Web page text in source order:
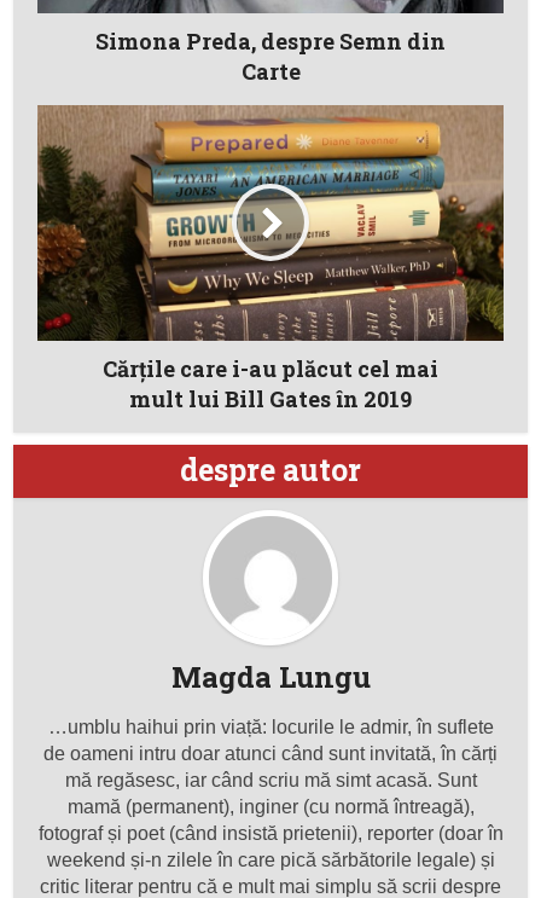
Simona Preda, despre Semn din
Carte
Cărţile care i-au plăcut cel mai
mult lui Bill Gates în 2019
despre autor
Magda Lungu
…umblu haihui prin viață: locurile le admir, în suflete
de oameni intru doar atunci când sunt invitată, în cărți
mă regăsesc, iar când scriu mă simt acasă. Sunt
mamă (permanent), inginer (cu normă întreagă),
fotograf și poet (când insistă prietenii), reporter (doar în
weekend și-n zilele în care pică sărbătorile legale) și
critic literar pentru că e mult mai simplu să scrii despre